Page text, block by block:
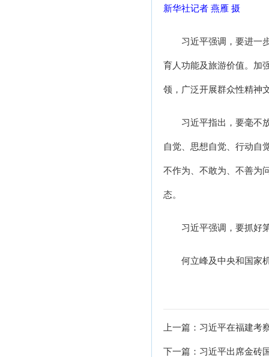
新华社记者 燕雁 摄
习近平强调，要进一
育人功能及旅游价值。加
领，广泛开展群众性精神
习近平指出，要毫不
自觉、思想自觉、行动自
不作为、不敢为、不善为
态。
习近平强调，要抓好
何立峰及中央和国家
上一篇：习近平在福建
下一篇：习近平出席金砖